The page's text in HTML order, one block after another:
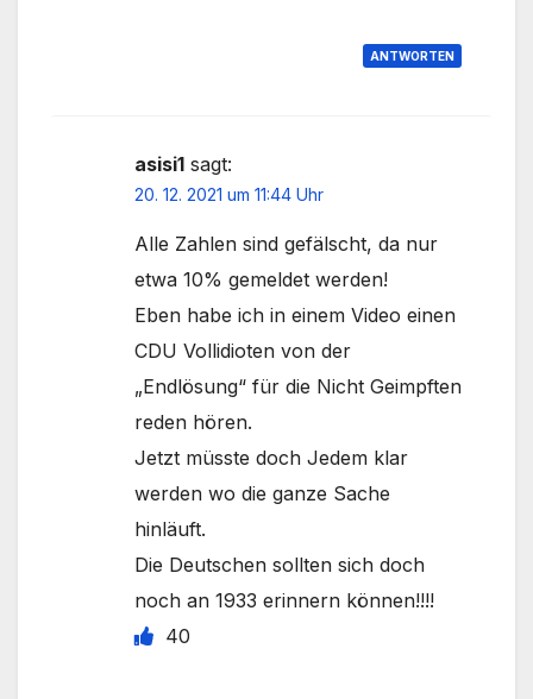
ANTWORTEN
asisi1 sagt:
20. 12. 2021 um 11:44 Uhr
Alle Zahlen sind gefälscht, da nur
etwa 10% gemeldet werden!
Eben habe ich in einem Video einen
CDU Vollidioten von der
„Endlösung“ für die Nicht Geimpften
reden hören.
Jetzt müsste doch Jedem klar
werden wo die ganze Sache
hinläuft.
Die Deutschen sollten sich doch
noch an 1933 erinnern können!!!!
40